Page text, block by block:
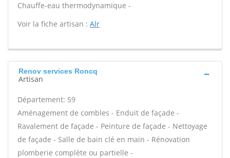
Chauffe-eau thermodynamique -
Voir la fiche artisan : Alr
Renov services Roncq
Artisan
Département: 59
Aménagement de combles - Enduit de façade -
Ravalement de façade - Peinture de façade - Nettoyage
de façade - Salle de bain clé en main - Rénovation
plomberie complète ou partielle -